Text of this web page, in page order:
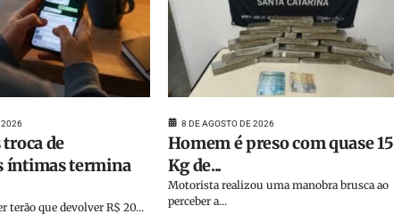
2026
troca de
íntimas termina
terão que devolver R$ 20...
8 DE AGOSTO DE 2026
Homem é preso com quase 15
Kg de...
Motorista realizou uma manobra brusca ao
perceber a...